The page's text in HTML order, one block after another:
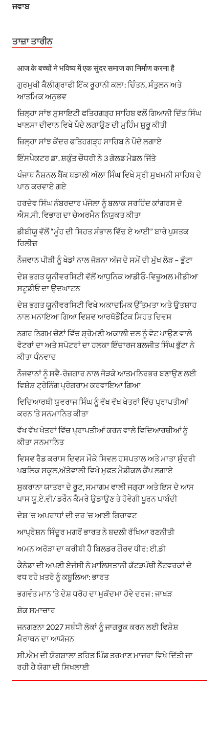
ਜਵਾਬ
ਤਾਜ਼ਾ ਤਾਰੀਨ
आज के बच्चों ने भविष्य में एक सुंदर समाज का निर्माण करना है
ਗੁਰਮੁਖੀ ਕੈਲੀਗ੍ਰਾਫੀ ਇੱਕ ਰੂਹਾਨੀ ਕਲਾ: ਚਿੰਤਨ, ਸੰਤੁਲਨ ਅਤੇ
ਆਤਮਿਕ ਅਨੁਭਵ
ਜ਼ਿਲ੍ਹਾ ਸਾਂਝ ਸੁਸਾਇਟੀ ਫਤਿਹਗੜ੍ਹ ਸਾਹਿਬ ਵਲੋਂ ਗਿਆਨੀ ਦਿੱਤ ਸਿੰਘ
ਖਾਲਸਾ ਦੀਵਾਨ ਵਿਖੇ ਪੌਦੇ ਲਗਾਉਣ ਦੀ ਮੁਹਿੰਮ ਸ਼ੁਰੂ ਕੀਤੀ
ਜ਼ਿਲ੍ਹਾ ਸਾਂਝ ਕੇਂਦਰ ਫਤਿਹਗੜ੍ਹ ਸਾਹਿਬ ਨੇ ਪੌਦੇ ਲਗਾਏ
ਇੰਸਪੈਕਟਰ ਡਾ. ਸ਼ਕੁੰਤ ਚੌਧਰੀ ਨੇ 3 ਗੋਲਡ ਮੈਡਲ ਜਿੱਤੇ
ਪੰਜਾਬ ਨੈਸ਼ਨਲ ਬੈਂਕ ਬਡਾਲੀ ਅੱਲਾ ਸਿੰਘ ਵਿਖੇ ਸ੍ਰੀ ਸੁਖਮਨੀ ਸਾਹਿਬ ਦੇ
ਪਾਠ ਕਰਵਾਏ ਗਏ
ਹਰਦੇਵ ਸਿੰਘ ਨੰਬਰਦਾਰ ਪੰਜੋਲਾ ਨੂੰ ਬਲਾਕ ਸਰਹਿੰਦ ਕਾਂਗਰਸ ਦੇ
ਐਸ.ਸੀ. ਵਿਭਾਗ ਦਾ ਚੇਅਰਮੈਨ ਨਿਯੁਕਤ ਕੀਤਾ
ਡੀਬੀਯੂ ਵੱਲੋਂ “ਮੂੰਹ ਦੀ ਸਿਹਤ ਸੰਭਾਲ ਵਿੱਚ ਏ ਆਈ” ਬਾਰੇ ਪੁਸਤਕ
ਰਿਲੀਜ਼
ਨੌਜਵਾਨ ਪੀੜੀ ਨੂੰ ਖੇਡਾਂ ਨਾਲ ਜੋੜਨਾ ਅੱਜ ਦੇ ਸਮੇਂ ਦੀ ਮੁੱਖ ਲੋੜ – ਭੁੱਟਾ
ਦੇਸ਼ ਭਗਤ ਯੂਨੀਵਰਸਿਟੀ ਵੱਲੋਂ ਆਧੁਨਿਕ ਆਡੀਓ-ਵਿਜ਼ੂਅਲ ਮੀਡੀਆ
ਸਟੂਡੀਓ ਦਾ ਉਦਘਾਟਨ
ਦੇਸ਼ ਭਗਤ ਯੂਨੀਵਰਸਿਟੀ ਵਿਖੇ ਅਕਾਦਮਿਕ ਉੱਤਮਤਾ ਅਤੇ ਉਤਸ਼ਾਹ
ਨਾਲ ਮਨਾਇਆ ਗਿਆ ਵਿਸ਼ਵ ਆਰਥੋਡੌਂਟਿਕ ਸਿਹਤ ਦਿਵਸ
ਨਗਰ ਨਿਗਮ ਚੋਣਾਂ ਵਿੱਚ ਸ਼੍ਰੋਮਣੀ ਅਕਾਲੀ ਦਲ ਨੂੰ ਵੋਟ ਪਾਉਣ ਵਾਲੇ
ਵੋਟਰਾਂ ਦਾ ਅਤੇ ਸਪੋਟਰਾਂ ਦਾ ਹਲਕਾ ਇੰਚਾਰਜ ਬਲਜੀਤ ਸਿੰਘ ਭੁੱਟਾ ਨੇ
ਕੀਤਾ ਧੰਨਵਾਦ
ਨੌਜਵਾਨਾਂ ਨੂੰ ਸਵੈ-ਰੋਜ਼ਗਾਰ ਨਾਲ ਜੋੜਕੇ ਆਤਮਨਿਰਭਰ ਬਣਾਉਣ ਲਈ
ਵਿਸ਼ੇਸ਼ ਟ੍ਰੇਨਿੰਗ ਪ੍ਰੋਗਰਾਮ ਕਰਵਾਇਆ ਗਿਆ
ਵਿਦਿਆਰਥੀ ਯੁਵਰਾਜ ਸਿੰਘ ਨੂੰ ਵੱਖ ਵੱਖ ਖੇਤਰਾਂ ਵਿੱਚ ਪ੍ਰਾਪਤੀਆਂ
ਕਰਨ ‘ਤੇ ਸਨਮਾਨਿਤ ਕੀਤਾ
ਵੱਖ ਵੱਖ ਖੇਤਰਾਂ ਵਿੱਚ ਪ੍ਰਾਪਤੀਆਂ ਕਰਨ ਵਾਲੇ ਵਿਦਿਆਰਥੀਆਂ ਨੂੰ
ਕੀਤਾ ਸਨਮਾਨਿਤ
ਵਿਸਵ ਰੈਡ ਕਰਾਸ ਦਿਵਸ ਮੌਕੇ ਸਿਵਲ ਹਸਪਤਾਲ ਅਤੇ ਮਾਤਾ ਸੁੰਦਰੀ
ਪਬਲਿਕ ਸਕੂਲ,ਅੱਤੇਵਾਲੀ ਵਿਖੇ ਮੁਫਤ ਮੈਡੀਕਲ ਕੈਂਪ ਲਗਾਏ
ਸੁਕਰਾਨਾ ਯਾਤਰਾ ਦੇ ਰੂਟ, ਸਮਾਗਮ ਵਾਲੀ ਜਗ੍ਹਾ ਅਤੇ ਇਸ ਦੇ ਆਸ
ਪਾਸ ਯੂ.ਏ.ਵੀ/ ਡਰੌਨ ਕੈਮਰੇ ਉਡਾਉਣ ਤੇ ਹੋਵੇਗੀ ਪੂਰਨ ਪਾਬੰਦੀ
ਦੇਸ਼ ‘ਚ ਅਪਰਾਧਾਂ ਦੀ ਦਰ ‘ਚ ਆਈ ਗਿਰਾਵਟ
ਆਪ੍ਰੇਸ਼ਨ ਸਿੰਦੂਰ ਮਗਰੋਂ ਭਾਰਤ ਨੇ ਬਦਲੀ ਰੱਖਿਆ ਰਣਨੀਤੀ
ਅਮਨ ਅਰੋੜਾ ਦਾ ਕਰੀਬੀ ਹੈ ਬਿਲਡਰ ਗੌਰਵ ਧੀਰ: ਈ.ਡੀ
ਕੈਨੇਡਾ ਦੀ ਅਪਣੀ ਏਜੰਸੀ ਨੇ ਖ਼ਾਲਿਸਤਾਨੀ ਕੱਟੜਪੰਥੀ ਨੈੱਟਵਰਕਾਂ ਦੇ
ਵਧ ਰਹੇ ਖ਼ਤਰੇ ਨੂੰ ਕਬੂਲਿਆ: ਭਾਰਤ
ਭਗਵੰਤ ਮਾਨ ‘ਤੇ ਦੇਸ਼ ਧਰੋਹ ਦਾ ਮੁਕੱਦਮਾ ਹੋਵੇ ਦਰਜ : ਜਾਖੜ
ਸ਼ੋਕ ਸਮਾਚਾਰ
ਜਨਗਣਨਾ 2027 ਸਬੰਧੀ ਲੋਕਾਂ ਨੂੰ ਜਾਗਰੂਕ ਕਰਨ ਲਈ ਵਿਸ਼ੇਸ਼
ਮੈਰਾਥਨ ਦਾ ਆਯੋਜਨ
ਸੀ.ਐਮ ਦੀ ਯੋਗਸ਼ਾਲਾ ਤਹਿਤ ਪਿੰਡ ਤਰਖਾਣ ਮਾਜਰਾ ਵਿਖੇ ਦਿੱਤੀ ਜਾ
ਰਹੀ ਹੈ ਯੋਗਾ ਦੀ ਸਿਖਲਾਈ